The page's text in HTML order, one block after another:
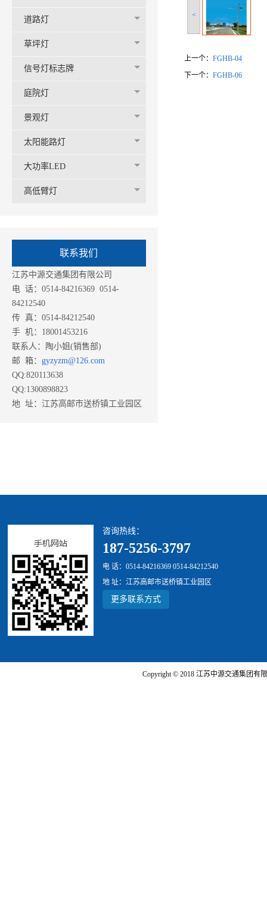
道路灯
草坪灯
信号灯标志牌
庭院灯
景观灯
太阳能路灯
大功率LED
高低臂灯
联系我们
江苏中源交通集团有限公司
电 话：0514-84216369 0514-
84212540
传 真：0514-84212540
手 机：18001453216
联系人：陶小姐(销售部)
邮 箱： gyzyzm@126.com
QQ:820113638
QQ:1300898823
地 址：江苏高邮市送桥镇工业园区
<
上一个： FGHB-04
下一个： FGHB-06
咨询热线：
187-5256-3797
电 话：0514-84216369 0514-84212540
地 址：江苏高邮市送桥镇工业园区
更多联系方式
Copyright © 2018 江苏中源交通集团有